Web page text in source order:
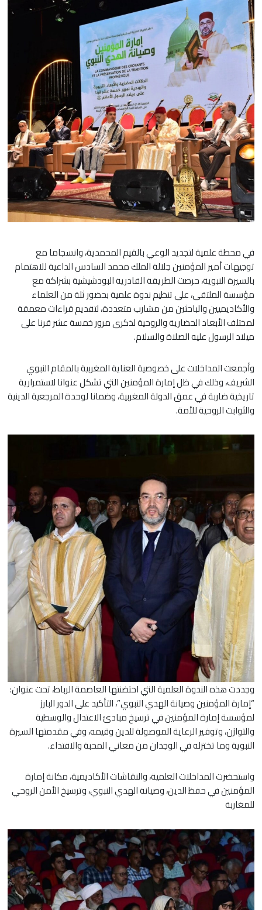
في محطة علمية لتجديد الوعي بالقيم المحمدية، وانسجاما مع
توجيهات أمير المؤمنين جلالة الملك محمد السادس الداعية للاهتمام
بالسيرة النبوية، حرصت الطريقة القادرية البودشيشية بشراكة مع
مؤسسة الملتقى، على تنظيم ندوة علمية بحضور ثلة من العلماء
والأكاديميين والباحثين من مشارب متعددة، لتقديم قراءات معمقة
لمختلف الأبعاد الحضارية والروحية لذكرى مرور خمسة عشر قرنا على
ميلاد الرسول عليه الصلاة والسلام.
وأجمعت المداخلات على خصوصية العناية المغربية بالمقام النبوي
الشريف، وذلك في ظل إمارة المؤمنين التي تشكل عنوانا لاستمرارية
تاريخية ضاربة في عمق الدولة المغربية، وضمانا لوحدة المرجعية الدينية
والثوابت الروحية للأمة.
وجددت هذه الندوة العلمية التي احتضنتها العاصمة الرباط، تحت عنوان:
“إمارة المؤمنين وصيانة الهدي النبوي”، التأكيد على الدور البارز
لمؤسسة إمارة المؤمنين في ترسيخ مبادئ الاعتدال والوسطية
والتوازن، وتوفير الرعاية الموصولة للدين وقيمه، وفي مقدمتها السيرة
النبوية وما تختزله في الوجدان من معاني المحبة والاقتداء.
واستحضرت المداخلات العلمية، والنقاشات الأكاديمية، مكانة إمارة
المؤمنين في حفظ الدين، وصيانة الهدي النبوي، وترسيخ الأمن الروحي
للمغاربة